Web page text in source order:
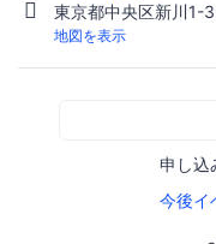
東京都中央区新川1-
地図を表示
申し込
今後イ